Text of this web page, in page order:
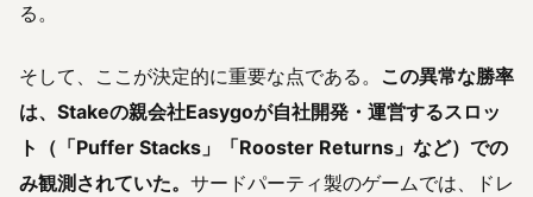
る。
そして、ここが決定的に重要な点である。 この異常な勝率
は、Stakeの親会社Easygoが自社開発・運営するスロッ
ト（「Puffer Stacks」「Rooster Returns」など）での
み観測されていた。 サードパーティ製のゲームでは、ドレ